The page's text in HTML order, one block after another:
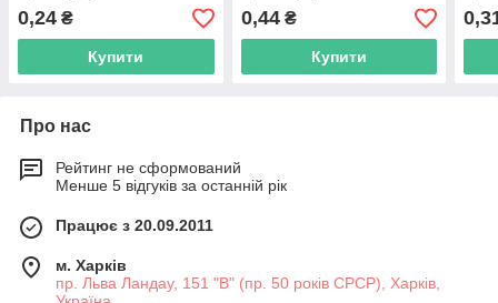
0,24 ₴
Купити
0,44₴
Купити
Про нас
Рейтинг не сформований
Менше 5 відгуків за останній рік
Працює з 20.09.2011
м. Харків
пр. Льва Ландау, 151 "В" (пр. 50 років СРСР), Харків,